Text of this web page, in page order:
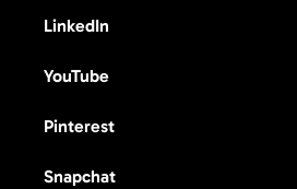
LinkedIn
YouTube
Pinterest
Snapchat